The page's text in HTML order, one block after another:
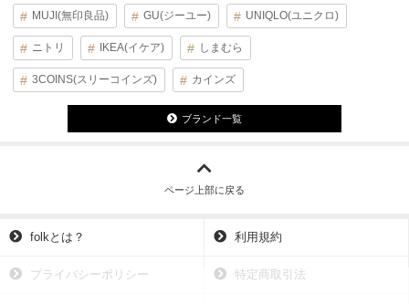
MUJI(無印良品) GU(ジーユー) UNIQLO(ユニクロ)
ニトリ IKEA(イケア) しまむら
3COINS(スリーコインズ) カインズ
ブランド一覧
ページ上部に戻る
folkとは？ 利用規約
プライバシーポリシー 特定商取引法